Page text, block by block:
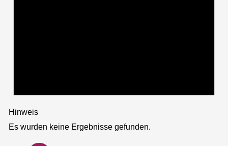
Hinweis
Es wurden keine Ergebnisse gefunden.